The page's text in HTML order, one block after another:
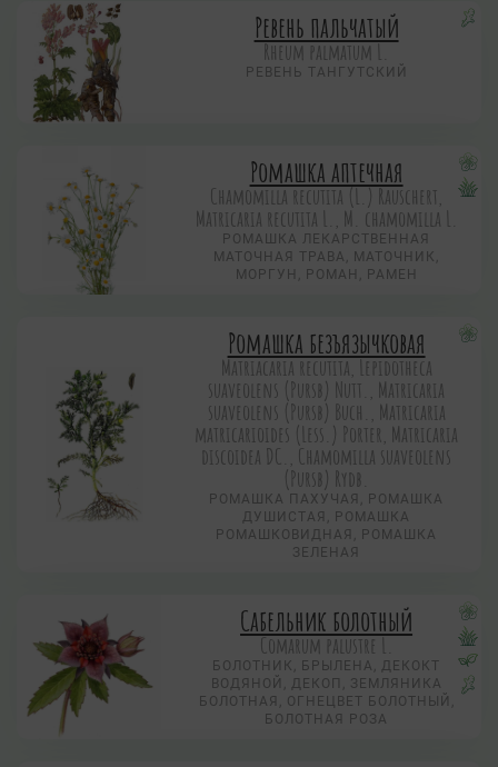
Ревень пальчатый
Rheum palmatum L.
РЕВЕНЬ ТАНГУТСКИЙ
Ромашка аптечная
Chamomilla recutita (L.) Rauschert,
Matricaria recutita L., M. chamomilla L.
РОМАШКА ЛЕКАРСТВЕННАЯ
МАТОЧНАЯ ТРАВА, МАТОЧНИК,
МОРГУН, РОМАН, РАМЕН
Ромашка безъязычковая
Matriacaria recutita, Lepidotheca
suaveolens (Pursb) Nutt., Matricaria
suaveolens (Pursb) Buch., Matricaria
matricarioides (Less.) Porter, Matricaria
discoidea DC., Chamomilla suaveolens
(Pursb) Rydb.
РОМАШКА ПАХУЧАЯ, РОМАШКА
ДУШИСТАЯ, РОМАШКА
РОМАШКОВИДНАЯ, РОМАШКА
ЗЕЛЕНАЯ
Сабельник болотный
Comarum palustre L.
БОЛОТНИК, БРЫЛЕНА, ДЕКОКТ
ВОДЯНОЙ, ДЕКОП, ЗЕМЛЯНИКА
БОЛОТНАЯ, ОГНЕЦВЕТ БОЛОТНЫЙ,
БОЛОТНАЯ РОЗА